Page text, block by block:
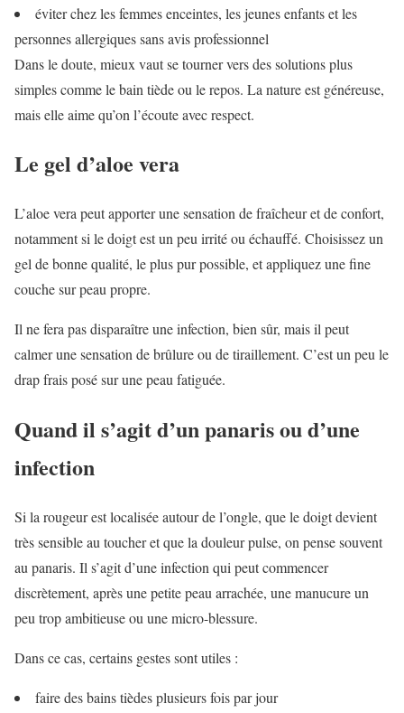
éviter chez les femmes enceintes, les jeunes enfants et les
personnes allergiques sans avis professionnel
Dans le doute, mieux vaut se tourner vers des solutions plus
simples comme le bain tiède ou le repos. La nature est généreuse,
mais elle aime qu’on l’écoute avec respect.
Le gel d’aloe vera
L’aloe vera peut apporter une sensation de fraîcheur et de confort,
notamment si le doigt est un peu irrité ou échauffé. Choisissez un
gel de bonne qualité, le plus pur possible, et appliquez une fine
couche sur peau propre.
Il ne fera pas disparaître une infection, bien sûr, mais il peut
calmer une sensation de brûlure ou de tiraillement. C’est un peu le
drap frais posé sur une peau fatiguée.
Quand il s’agit d’un panaris ou d’une
infection
Si la rougeur est localisée autour de l’ongle, que le doigt devient
très sensible au toucher et que la douleur pulse, on pense souvent
au panaris. Il s’agit d’une infection qui peut commencer
discrètement, après une petite peau arrachée, une manucure un
peu trop ambitieuse ou une micro-blessure.
Dans ce cas, certains gestes sont utiles :
faire des bains tièdes plusieurs fois par jour